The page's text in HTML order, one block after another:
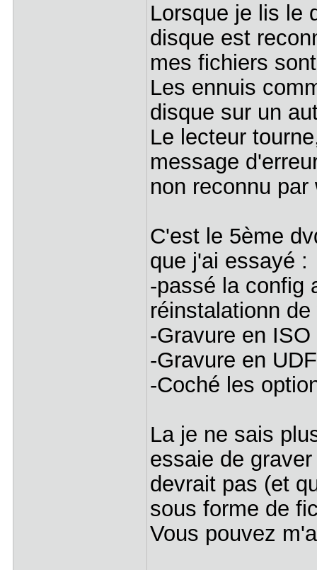
Lorsque je lis le
disque est
mes fichiers
Les ennuis
disque sur un
Le lecteur
message
non reconnu par
C'est le 5ème
que j'ai essayé :
-passé la config
réinstalationn
-Gravure en ISO
-Gravure en
-Coché les
La je ne sais
essaie de
devrait pas (et
sous forme de
Vous pouvez